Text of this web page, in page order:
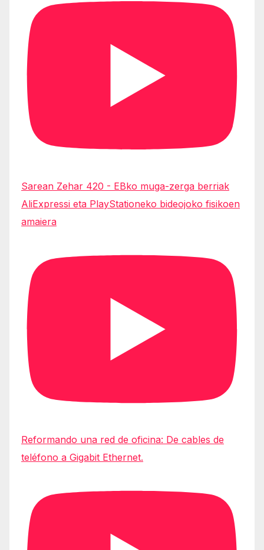
Sarean Zehar 420 - EBko muga-zerga berriak
AliExpressi eta PlayStationeko bideojoko fisikoen
amaiera
Reformando una red de oficina: De cables de
teléfono a Gigabit Ethernet.